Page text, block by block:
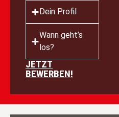
Dein Profil
Wann geht’s
los?
JETZT
BEWERBEN!